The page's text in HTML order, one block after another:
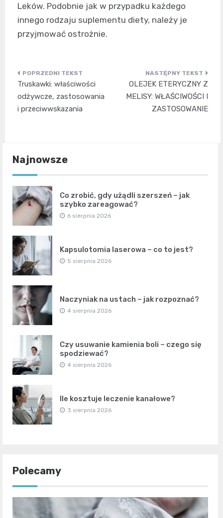
Leków. Podobnie jak w przypadku każdego
innego rodzaju suplementu diety, należy je
przyjmować ostrożnie.
Nawigacja
wpisu
Truskawki: właściwości
odżywcze, zastosowania
i przeciwwskazania
OLEJEK ETERYCZNY Z
MELISY: WŁAŚCIWOŚCI I
ZASTOSOWANIE
Najnowsze
Co zrobić, gdy użądli szerszeń – jak
szybko zareagować?
6 sierpnia 2026
Kapsulotomia laserowa – co to jest?
5 sierpnia 2026
Naczyniak na ustach – jak rozpoznać?
4 sierpnia 2026
Czy usuwanie kamienia boli – czego się
spodziewać?
4 sierpnia 2026
Ile kosztuje leczenie kanałowe?
3 sierpnia 2026
Polecamy